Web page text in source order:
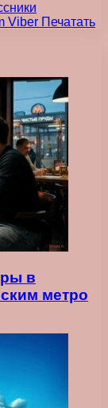
Viber Печатать
в
метро